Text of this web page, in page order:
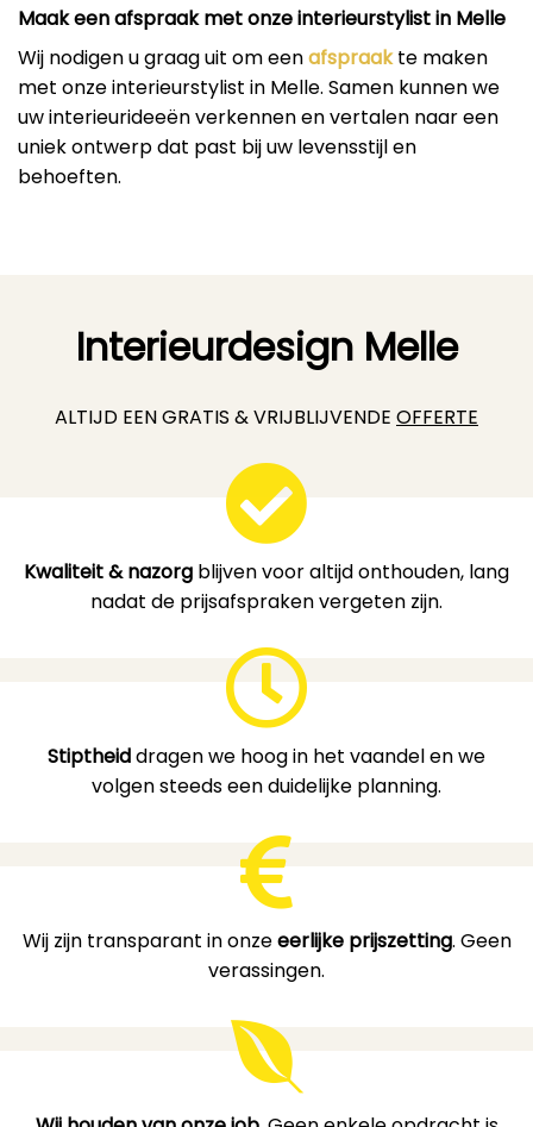
Maak een afspraak met onze interieurstylist in Melle
Wij nodigen u graag uit om eenafspraakte maken
met onze interieurstylist in Melle. Samen kunnen we
uw interieurideeën verkennen en vertalen naar een
uniek ontwerp dat past bij uw levensstijl en
behoeften.
Interieurdesign Melle
ALTIJD EEN GRATIS & VRIJBLIJVENDE OFFERTE
Kwaliteit & nazorg blijven voor altijd onthouden, lang
nadat de prijsafspraken vergeten zijn.
Stiptheiddragen we hoog in het vaandel en we
volgen steeds een duidelijke planning.
Wij zijn transparant in onzeeerlijke prijszetting. Geen
verassingen.